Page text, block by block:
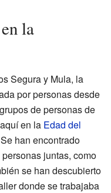
la
Segura y Mula, la
por personas desde
de personas de
en la Edad del
han encontrado
juntas, como
se han descubierto
donde se trabajaba